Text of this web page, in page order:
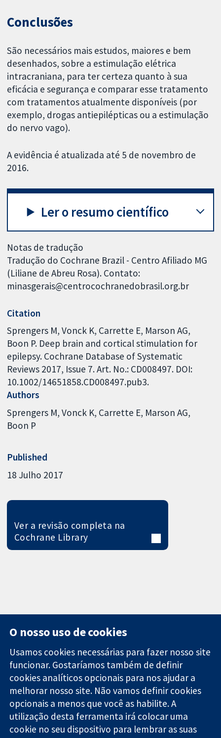
Conclusões
São necessários mais estudos, maiores e bem
desenhados, sobre a estimulação elétrica
intracraniana, para ter certeza quanto à sua
eficácia e segurança e comparar esse tratamento
com tratamentos atualmente disponíveis (por
exemplo, drogas antiepilépticas ou a estimulação
do nervo vago).
A evidência é atualizada até 5 de novembro de
2016.
Ler o resumo científico
Notas de tradução
Tradução do Cochrane Brazil - Centro Afiliado MG
(Liliane de Abreu Rosa). Contato:
minasgerais@centrocochranedobrasil.org.br
Citation
Sprengers M, Vonck K, Carrette E, Marson AG,
Boon P. Deep brain and cortical stimulation for
epilepsy. Cochrane Database of Systematic
Reviews 2017, Issue 7. Art. No.: CD008497. DOI:
10.1002/14651858.CD008497.pub3.
Authors
Sprengers M Vonck K Carrette E Marson AG
Boon P
Published
18 Julho 2017
Ver a revisão completa na
Cochrane Library
Evidências
confiáveis.
Decisões
informadas.
Melhor saúde.
11-13 Cavendish
Square
Londres
W1G 0AN
Reino Unido
Contato
Notícias
Assessoria de
imprensa
Sobre nós
Cochrane
O nosso uso de cookies
Usamos cookies necessárias para fazer nosso site
funcionar. Gostaríamos também de definir
cookies analíticos opcionais para nos ajudar a
melhorar nosso site. Não vamos definir cookies
opcionais a menos que você as habilite. A
utilização desta ferramenta irá colocar uma
cookie no seu dispositivo para lembrar as suas